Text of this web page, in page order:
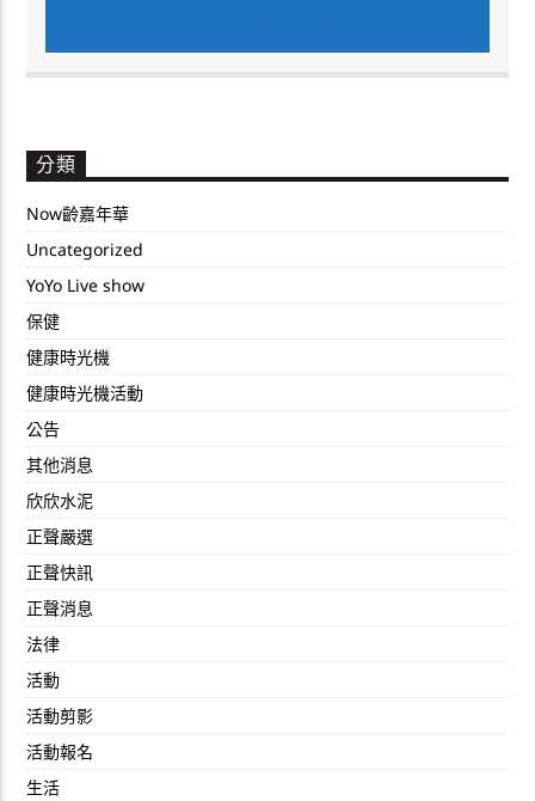
分類
Now齡嘉年華
Uncategorized
YoYo Live show
保健
健康時光機
健康時光機活動
公告
其他消息
欣欣水泥
正聲嚴選
正聲快訊
正聲消息
法律
活動
活動剪影
活動報名
生活